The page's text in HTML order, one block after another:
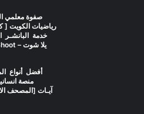
صفوة معلمي
رياضيات الكويت [
خدمة البانشـر
يلا شوت – Yalla Shoot
أفضل أنواع
منصة
آيـات [المصحف